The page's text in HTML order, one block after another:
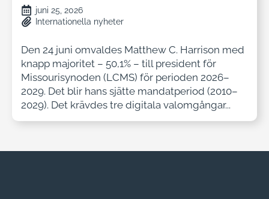
juni 25, 2026
Internationella nyheter
Den 24 juni omvaldes Matthew C. Harrison med
knapp majoritet – 50,1% – till president för
Missourisynoden (LCMS) för perioden 2026–
2029. Det blir hans sjätte mandatperiod (2010–
2029). Det krävdes tre digitala valomgångar...